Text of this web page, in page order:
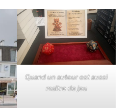
Quand un auteur est aussi
maître de jeu